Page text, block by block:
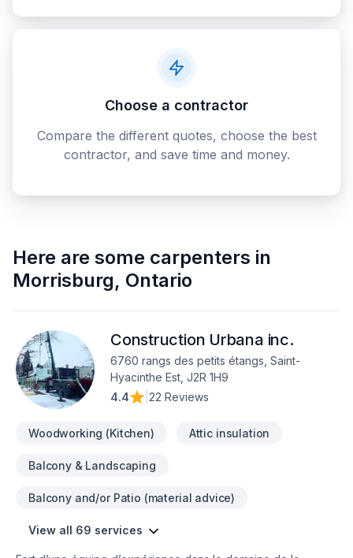
Choose a contractor
Compare the different quotes, choose the best
contractor, and save time and money.
Here are some carpenters in
Morrisburg, Ontario
Construction Urbana inc.
6760 rangs des petits étangs, Saint-
Hyacinthe Est, J2R 1H9
4.4
22 Reviews
Woodworking (Kitchen) Attic insulation
Balcony & Landscaping
Balcony and/or Patio (material advice)
View all 69 services